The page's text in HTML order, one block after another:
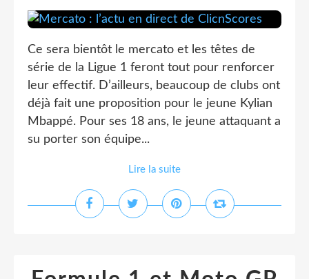
Ce sera bientôt le mercato et les têtes de
série de la Ligue 1 feront tout pour renforcer
leur effectif. D’ailleurs, beaucoup de clubs ont
déjà fait une proposition pour le jeune Kylian
Mbappé. Pour ses 18 ans, le jeune attaquant a
su porter son équipe...
Lire la suite